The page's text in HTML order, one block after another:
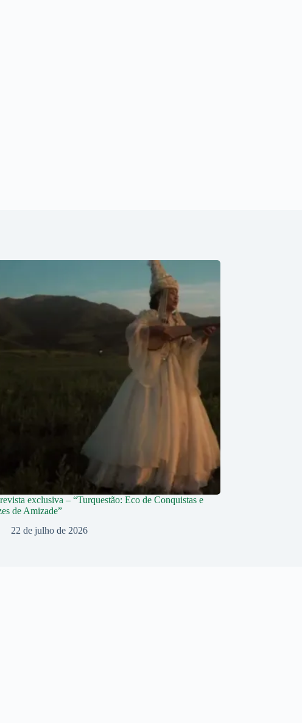
exclusiva – “Turquestão: Eco de Conquistas e
de Amizade”
22 de julho de 2026